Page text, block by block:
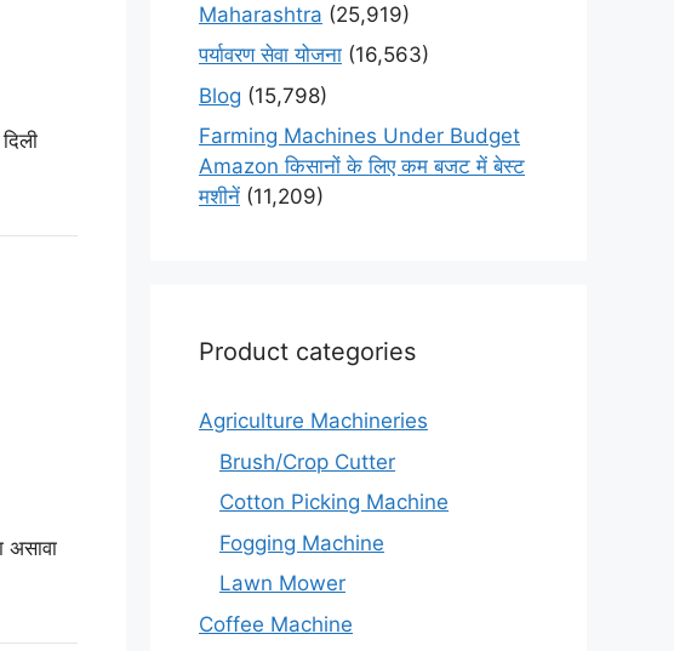
असावा
Maharashtra (25,919)
पर्यावरण सेवा योजना (16,563)
Blog (15,798)
Farming Machines Under Budget
Amazon किसानों के लिए कम बजट में बेस्ट
मशीनें (11,209)
Product categories
Agriculture Machineries
Brush/Crop Cutter
Cotton Picking Machine
Fogging Machine
Lawn Mower
Coffee Machine